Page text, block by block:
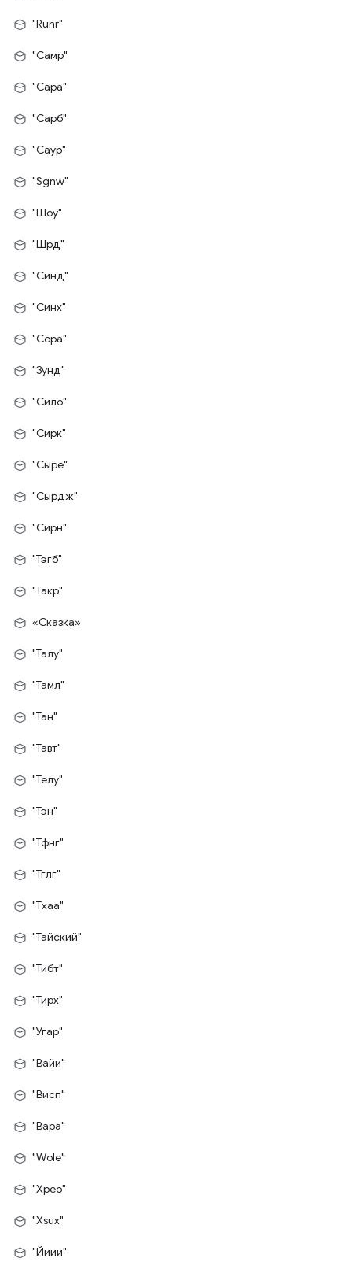
"Runr"
"Самр"
"Сара"
"Сарб"
"Саур"
"Sgnw"
"Шоу"
"Шрд"
"Синд"
"Синх"
"Сора"
"Зунд"
"Сило"
"Сирк"
"Сыре"
"Сырдж"
"Сирн"
"Тэгб"
"Такр"
«Сказка»
"Талу"
"Тамл"
"Тан"
"Тавт"
"Телу"
"Тэн"
"Тфнг"
"Тглг"
"Тхаа"
"Тайский"
"Тибт"
"Тирх"
"Угар"
"Вайи"
"Висп"
"Вара"
"Wole"
"Xpeo"
"Xsux"
"Йиии"